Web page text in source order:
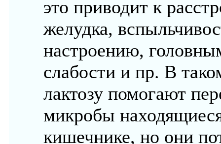
это приводит к
желудка,
настроению,
слабости и пр. В
лактозу помогают
микробы
кишечнике, но они